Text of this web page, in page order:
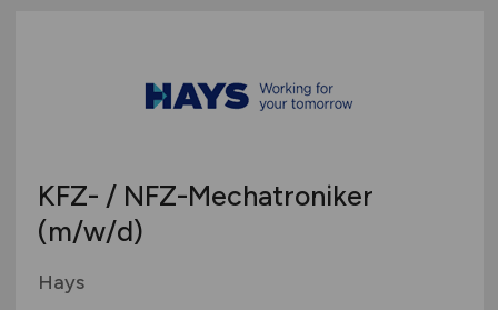
KFZ- / NFZ-Mechatroniker
(m/w/d)
Hays